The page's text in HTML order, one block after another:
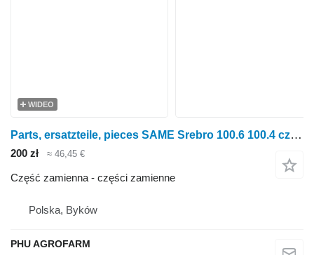
WIDEO
Parts, ersatzteile, pieces SAME Srebro 100.6 100.4 części, części zamienne, sztuki do ciągnika kołowego SAME Silver 100.6 100.4
200 zł ≈ 46,45 €
Część zamienna - części zamienne
Polska, Byków
PHU AGROFARM